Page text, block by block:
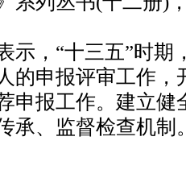
，“十三五”时期
的申报评审工作，
申报工作。建立健
承、监督检查机制